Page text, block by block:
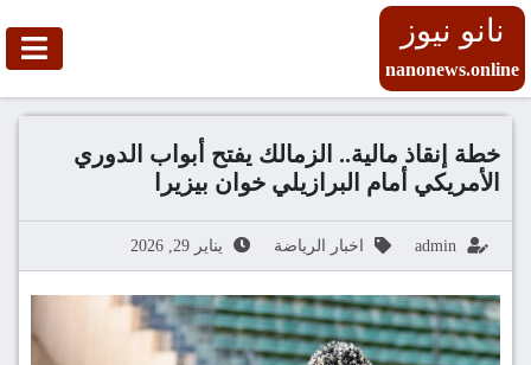
نانو نيوز
nanonews.online
خطة إنقاذ مالية.. الزمالك يفتح أبواب الدوري
الأمريكي أمام البرازيلي خوان بيزيرا
admin اخبار الرياضة يناير 29, 2026